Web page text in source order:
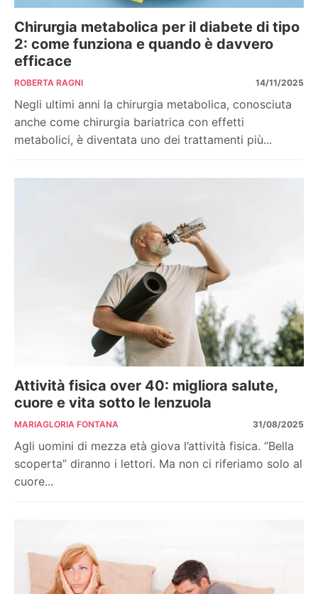
Chirurgia metabolica per il diabete di tipo
2: come funziona e quando è davvero
efficace
ROBERTA RAGNI 14/11/2025
Negli ultimi anni la chirurgia metabolica, conosciuta
anche come chirurgia bariatrica con effetti
metabolici, è diventata uno dei trattamenti più...
Attività fisica over 40: migliora salute,
cuore e vita sotto le lenzuola
MARIAGLORIA FONTANA 31/08/2025
Agli uomini di mezza età giova l’attività fisica. “Bella
scoperta” diranno i lettori. Ma non ci riferiamo solo al
cuore...